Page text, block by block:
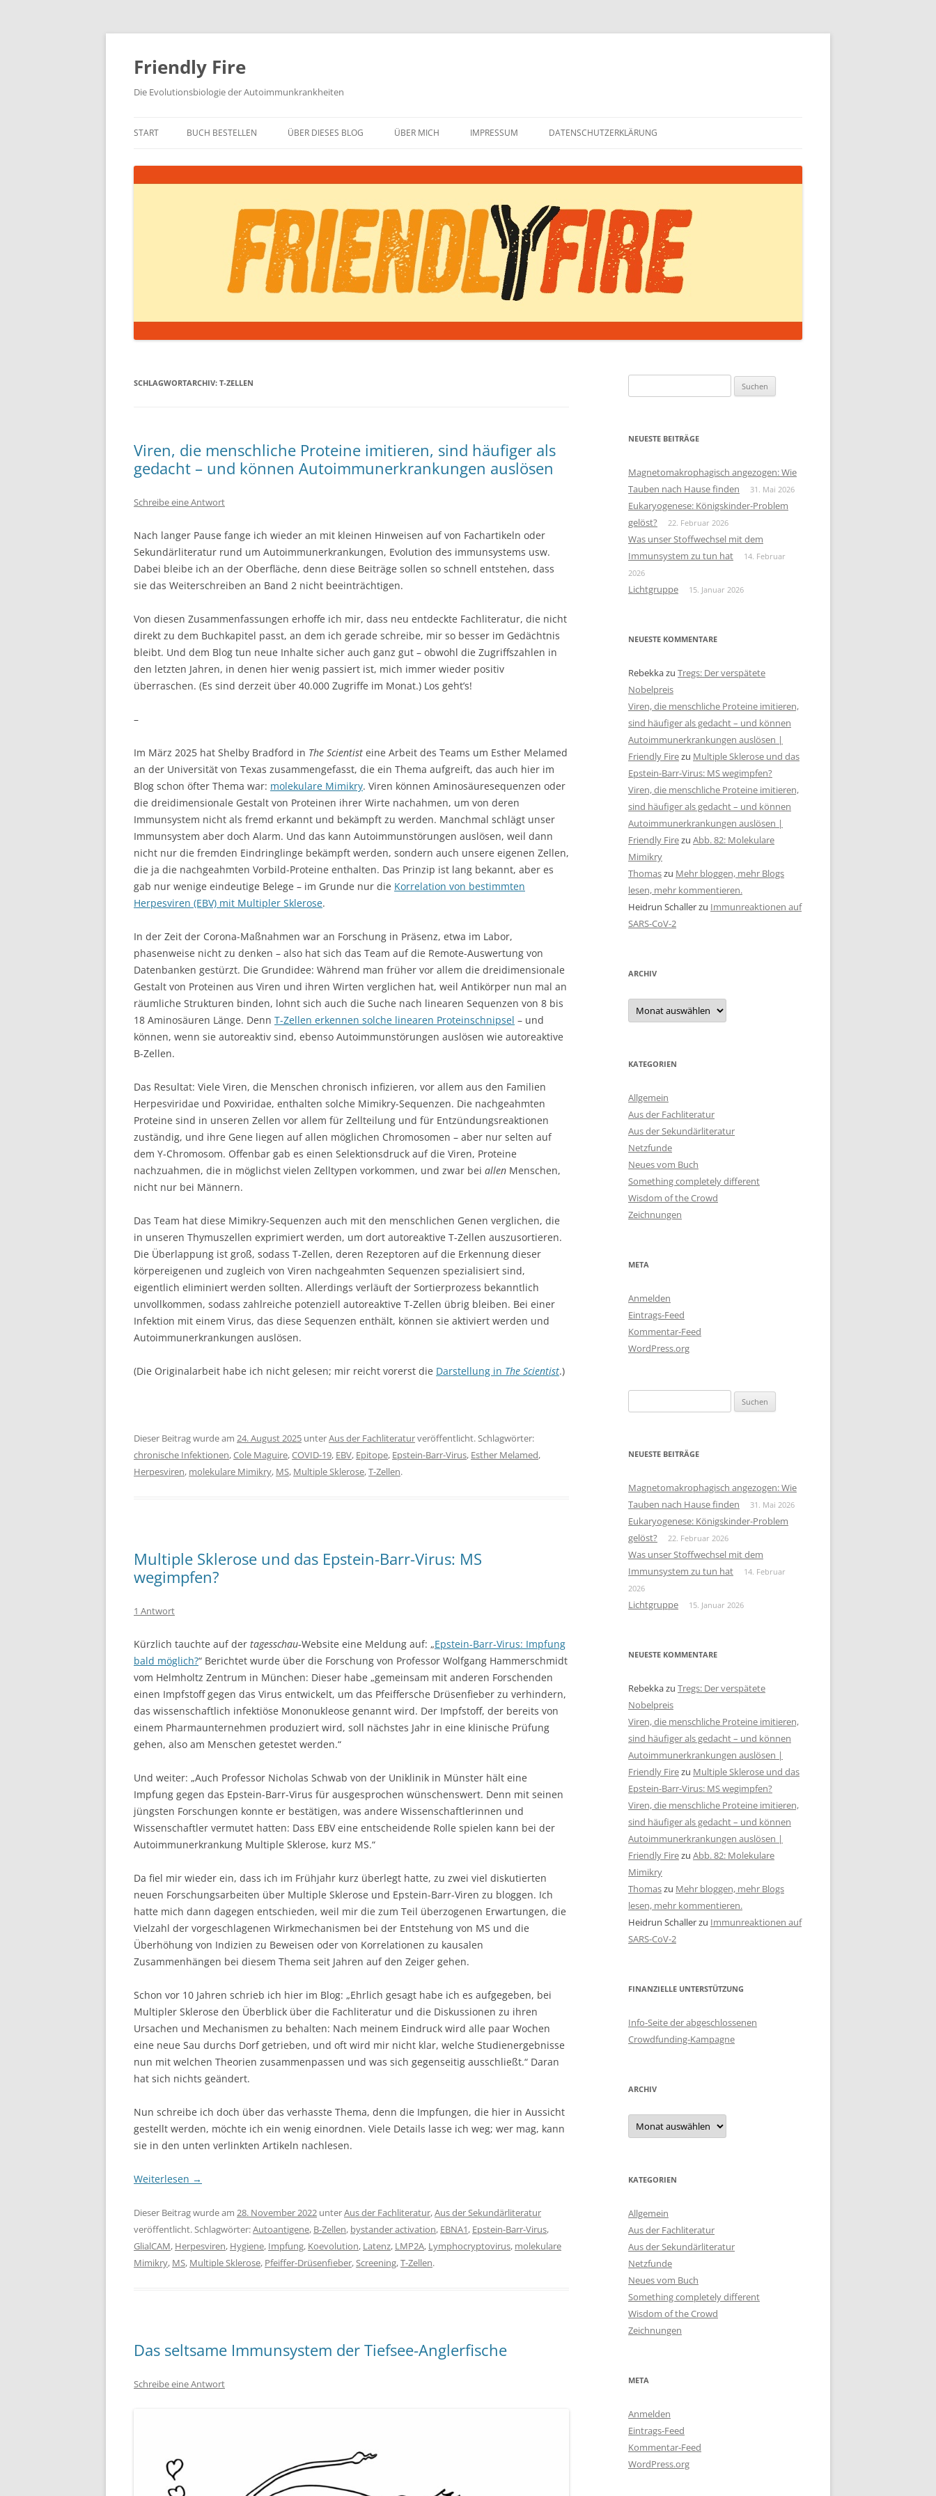
Zum
springen
Friendly Fire
Die Evolutionsbiologie der Autoimmunkrankheiten
START BUCH BESTELLEN ÜBER DIESES BLOG ÜBER MICH IMPRESSUM DATENSCHUTZERKLÄRUNG
SCHLAGWORTARCHIV: T-ZELLEN
Viren, die menschliche Proteine imitieren, sind häufiger als
gedacht – und können Autoimmunerkrankungen auslösen
Schreibe eine Antwort
Nach langer Pause fange ich wieder an mit kleinen Hinweisen auf von Fachartikeln oder
Sekundärliteratur rund um Autoimmunerkrankungen, Evolution des immunsystems usw.
Dabei bleibe ich an der Oberfläche, denn diese Beiträge sollen so schnell entstehen, dass
sie das Weiterschreiben an Band 2 nicht beeinträchtigen.
Von diesen Zusammenfassungen erhoffe ich mir, dass neu entdeckte Fachliteratur, die nicht
direkt zu dem Buchkapitel passt, an dem ich gerade schreibe, mir so besser im Gedächtnis
bleibt. Und dem Blog tun neue Inhalte sicher auch ganz gut – obwohl die Zugriffszahlen in
den letzten Jahren, in denen hier wenig passiert ist, mich immer wieder positiv
überraschen. (Es sind derzeit über 40.000 Zugriffe im Monat.) Los geht’s!
–
Im März 2025 hat Shelby Bradford in The Scientist eine Arbeit des Teams um Esther Melamed
an der Universität von Texas zusammengefasst, die ein Thema aufgreift, das auch hier im
Blog schon öfter Thema war: molekulare Mimikry. Viren können Aminosäuresequenzen oder
die dreidimensionale Gestalt von Proteinen ihrer Wirte nachahmen, um von deren
Immunsystem nicht als fremd erkannt und bekämpft zu werden. Manchmal schlägt unser
Immunsystem aber doch Alarm. Und das kann Autoimmunstörungen auslösen, weil dann
nicht nur die fremden Eindringlinge bekämpft werden, sondern auch unsere eigenen Zellen,
die ja die nachgeahmten Vorbild-Proteine enthalten. Das Prinzip ist lang bekannt, aber es
gab nur wenige eindeutige Belege – im Grunde nur die Korrelation von bestimmten
Herpesviren (EBV) mit Multipler Sklerose.
In der Zeit der Corona-Maßnahmen war an Forschung in Präsenz, etwa im Labor,
phasenweise nicht zu denken – also hat sich das Team auf die Remote-Auswertung von
Datenbanken gestürzt. Die Grundidee: Während man früher vor allem die dreidimensionale
Gestalt von Proteinen aus Viren und ihren Wirten verglichen hat, weil Antikörper nun mal an
räumliche Strukturen binden, lohnt sich auch die Suche nach linearen Sequenzen von 8 bis
18 Aminosäuren Länge. Denn T-Zellen erkennen solche linearen Proteinschnipsel – und
können, wenn sie autoreaktiv sind, ebenso Autoimmunstörungen auslösen wie autoreaktive
B-Zellen.
Das Resultat: Viele Viren, die Menschen chronisch infizieren, vor allem aus den Familien
Herpesviridae und Poxviridae, enthalten solche Mimikry-Sequenzen. Die nachgeahmten
Proteine sind in unseren Zellen vor allem für Zellteilung und für Entzündungsreaktionen
zuständig, und ihre Gene liegen auf allen möglichen Chromosomen – aber nur selten auf
dem Y-Chromosom. Offenbar gab es einen Selektionsdruck auf die Viren, Proteine
nachzuahmen, die in möglichst vielen Zelltypen vorkommen, und zwar bei allen Menschen,
nicht nur bei Männern.
Das Team hat diese Mimikry-Sequenzen auch mit den menschlichen Genen verglichen, die
in unseren Thymuszellen exprimiert werden, um dort autoreaktive T-Zellen auszusortieren.
Die Überlappung ist groß, sodass T-Zellen, deren Rezeptoren auf die Erkennung dieser
körpereigenen und zugleich von Viren nachgeahmten Sequenzen spezialisiert sind,
eigentlich eliminiert werden sollten. Allerdings verläuft der Sortierprozess bekanntlich
unvollkommen, sodass zahlreiche potenziell autoreaktive T-Zellen übrig bleiben. Bei einer
Infektion mit einem Virus, das diese Sequenzen enthält, können sie aktiviert werden und
Autoimmunerkrankungen auslösen.
(Die Originalarbeit habe ich nicht gelesen; mir reicht vorerst die Darstellung in The Scientist.)
Dieser Beitrag wurde am 24. August 2025 unterAus der Fachliteraturveröffentlicht. Schlagwörter:
chronische Infektionen,Cole Maguire,COVID-19, EBV, Epitope, Epstein-Barr-Virus, Esther Melamed,
Herpesviren, molekulare Mimikry, MS, Multiple Sklerose,T-Zellen.
Multiple Sklerose und das Epstein-Barr-Virus: MS
wegimpfen?
1 Antwort
Kürzlich tauchte auf der tagesschau-Website eine Meldung auf: „Epstein-Barr-Virus: Impfung
bald möglich?“ Berichtet wurde über die Forschung von Professor Wolfgang Hammerschmidt
vom Helmholtz Zentrum in München: Dieser habe „gemeinsam mit anderen Forschenden
einen Impfstoff gegen das Virus entwickelt, um das Pfeiffersche Drüsenfieber zu verhindern,
das wissenschaftlich infektiöse Mononukleose genannt wird. Der Impfstoff, der bereits von
einem Pharmaunternehmen produziert wird, soll nächstes Jahr in eine klinische Prüfung
gehen, also am Menschen getestet werden.“
Und weiter: „Auch Professor Nicholas Schwab von der Uniklinik in Münster hält eine
Impfung gegen das Epstein-Barr-Virus für ausgesprochen wünschenswert. Denn mit seinen
jüngsten Forschungen konnte er bestätigen, was andere Wissenschaftlerinnen und
Wissenschaftler vermutet hatten: Dass EBV eine entscheidende Rolle spielen kann bei der
Autoimmunerkrankung Multiple Sklerose, kurz MS.“
Da fiel mir wieder ein, dass ich im Frühjahr kurz überlegt hatte, zu zwei viel diskutierten
neuen Forschungsarbeiten über Multiple Sklerose und Epstein-Barr-Viren zu bloggen. Ich
hatte mich dann dagegen entschieden, weil mir die zum Teil überzogenen Erwartungen, die
Vielzahl der vorgeschlagenen Wirkmechanismen bei der Entstehung von MS und die
Überhöhung von Indizien zu Beweisen oder von Korrelationen zu kausalen
Zusammenhängen bei diesem Thema seit Jahren auf den Zeiger gehen.
Schon vor 10 Jahren schrieb ich hier im Blog: „Ehrlich gesagt habe ich es aufgegeben, bei
Multipler Sklerose den Überblick über die Fachliteratur und die Diskussionen zu ihren
Ursachen und Mechanismen zu behalten: Nach meinem Eindruck wird alle paar Wochen
eine neue Sau durchs Dorf getrieben, und oft wird mir nicht klar, welche Studienergebnisse
nun mit welchen Theorien zusammenpassen und was sich gegenseitig ausschließt.“ Daran
hat sich nichts geändert.
Nun schreibe ich doch über das verhasste Thema, denn die Impfungen, die hier in Aussicht
gestellt werden, möchte ich ein wenig einordnen. Viele Details lasse ich weg; wer mag, kann
sie in den unten verlinkten Artikeln nachlesen.
Weiterlesen →
Dieser Beitrag wurde am 28. November 2022 unterAus der Fachliteratur,Aus der Sekundärliteratur
veröffentlicht. Schlagwörter:Autoantigene, B-Zellen, bystander activation, EBNA1, Epstein-Barr-Virus,
GlialCAM, Herpesviren, Hygiene, Impfung, Koevolution, Latenz, LMP2A, Lymphocryptovirus, molekulare
Mimikry, MS, Multiple Sklerose, Pfeiffer-Drüsenfieber,Screening,T-Zellen.
Das seltsame Immunsystem der Tiefsee-Anglerfische
Schreibe eine Antwort
nach:
NEUESTE BEITRÄGE
Magnetomakrophagisch angezogen: Wie
Tauben nach Hause finden
31. Mai 2026
Eukaryogenese: Königskinder-Problem
gelöst?
22. Februar 2026
Was unser Stoffwechsel mit dem
Immunsystem zu tun hat
14. Februar
2026
Lichtgruppe 15. Januar 2026
NEUESTE KOMMENTARE
Rebekkazu Tregs: Der verspätete
Nobelpreis
Viren, die menschliche Proteine imitieren,
sind häufiger als gedacht – und können
Autoimmunerkrankungen auslösen |
Friendly Firezu Multiple Sklerose und das
Epstein-Barr-Virus: MS wegimpfen?
Viren, die menschliche Proteine imitieren,
sind häufiger als gedacht – und können
Autoimmunerkrankungen auslösen |
Friendly Firezu Abb. 82: Molekulare
Mimikry
Thomaszu Mehr bloggen, mehr Blogs
lesen, mehr kommentieren.
Heidrun Schallerzu Immunreaktionen auf
SARS-CoV-2
ARCHIV
Archiv
KATEGORIEN
Allgemein
Aus der Fachliteratur
Aus der Sekundärliteratur
Netzfunde
Neues vom Buch
Something completely different
Wisdom of the Crowd
Zeichnungen
META
Anmelden
Eintrags-Feed
Kommentar-Feed
WordPress.org
nach:
NEUESTE BEITRÄGE
Magnetomakrophagisch angezogen: Wie
Tauben nach Hause finden
31. Mai 2026
Eukaryogenese: Königskinder-Problem
gelöst?
22. Februar 2026
Was unser Stoffwechsel mit dem
Immunsystem zu tun hat
14. Februar
2026
Lichtgruppe 15. Januar 2026
NEUESTE KOMMENTARE
Rebekkazu Tregs: Der verspätete
Nobelpreis
Viren, die menschliche Proteine imitieren,
sind häufiger als gedacht – und können
Autoimmunerkrankungen auslösen |
Friendly Firezu Multiple Sklerose und das
Epstein-Barr-Virus: MS wegimpfen?
Viren, die menschliche Proteine imitieren,
sind häufiger als gedacht – und können
Autoimmunerkrankungen auslösen |
Friendly Firezu Abb. 82: Molekulare
Mimikry
Thomaszu Mehr bloggen, mehr Blogs
lesen, mehr kommentieren.
Heidrun Schallerzu Immunreaktionen auf
SARS-CoV-2
FINANZIELLE UNTERSTÜTZUNG
Info-Seite der abgeschlossenen
Crowdfunding-Kampagne
ARCHIV
Archiv
KATEGORIEN
Allgemein
Aus der Fachliteratur
Aus der Sekundärliteratur
Netzfunde
Neues vom Buch
Something completely different
Wisdom of the Crowd
Zeichnungen
META
Anmelden
Eintrags-Feed
Kommentar-Feed
WordPress.org